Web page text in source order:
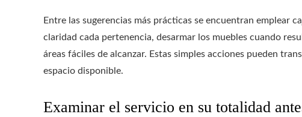
Entre las sugerencias más prácticas se encuentran emplear
claridad cada pertenencia, desarmar los muebles cuando
áreas fáciles de alcanzar. Estas simples acciones pueden
espacio disponible.
Examinar el servicio en su totalidad